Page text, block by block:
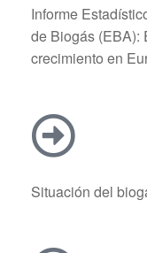
Informe
de Biogás (EBA):
crecimiento en
Situación del